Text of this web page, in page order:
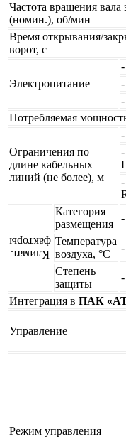
Частота вращения вала
(номин.), об/мин
Время открывания/
ворот, с
Электропитание
Потребляемая
Ограничения по
длине кабельных
линий (не более), м
Климат.
факторы
Категория
размещения
Температура
воздуха, °С
Степень
защиты
Интеграция в ПАК
Управление
Режим управления